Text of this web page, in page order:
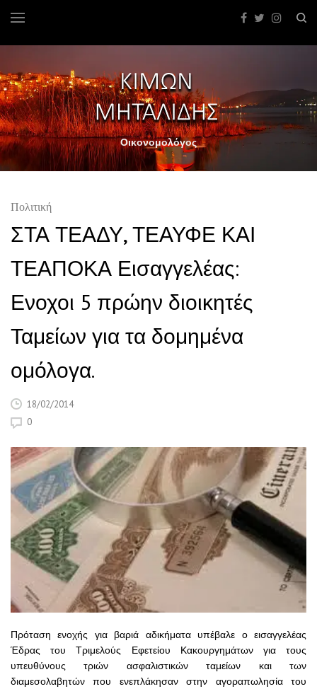
Οικονομολόγος
Πολιτική
ΣΤΑ ΤΕΑΔΥ, ΤΕΑΥΦΕ ΚΑΙ
ΤΕΑΠΟΚΑ Εισαγγελέας:
Ενοχοι 5 πρώην διοικητές
Ταμείων για τα δομημένα
ομόλογα.
18/02/2014
0
Πρόταση ενοχής για βαριά αδικήματα υπέβαλε ο εισαγγελέας
Έδρας του Τριμελούς Εφετείου Κακουργημάτων για τους
υπευθύνους τριών ασφαλιστικών ταμείων και των
διαμεσολαβητών που ενεπλάκησαν στην αγοραπωλησία του